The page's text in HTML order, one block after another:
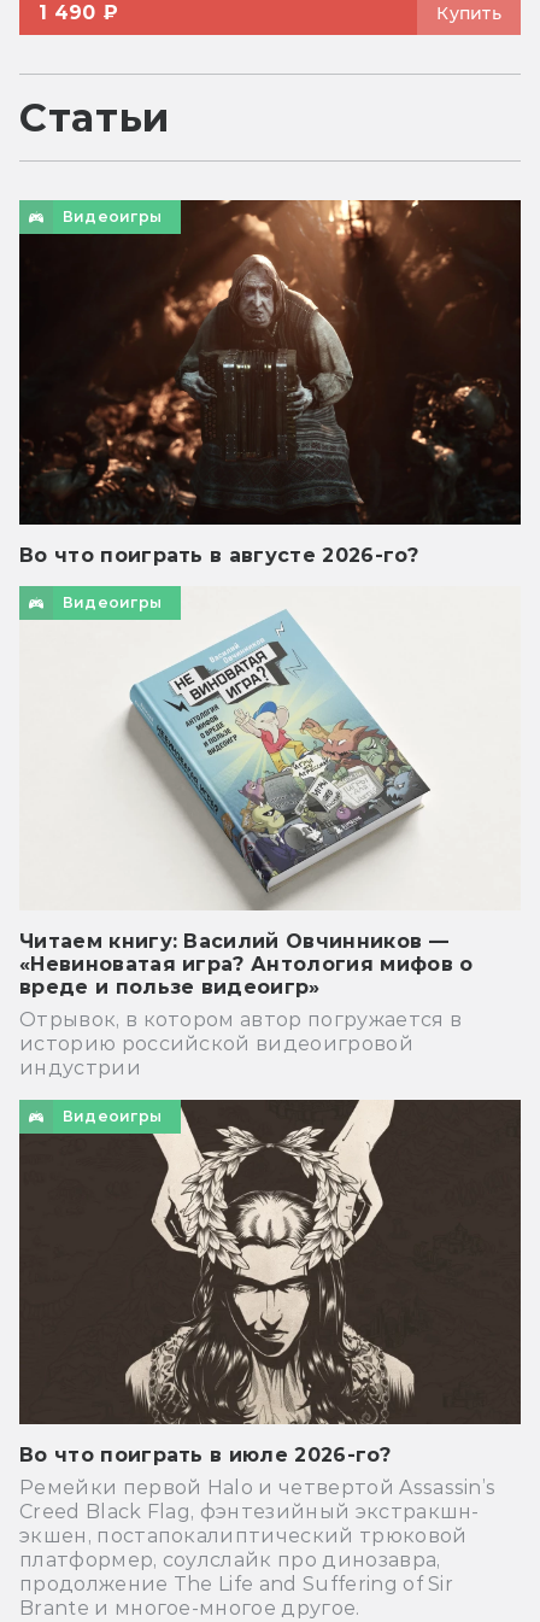
1 490 ₽ Купить
Статьи
Видеоигры
Во что поиграть в августе 2026-го?
Видеоигры
Читаем книгу: Василий Овчинников —
«Невиноватая игра? Антология мифов о
вреде и пользе видеоигр»
Отрывок, в котором автор погружается в
историю российской видеоигровой
индустрии
Видеоигры
Во что поиграть в июле 2026-го?
Ремейки первой Halo и четвертой Assassin’s
Creed Black Flag, фэнтезийный экстракшн-
экшен, постапокалиптический трюковой
платформер, соулслайк про динозавра,
продолжение The Life and Suffering of Sir
Brante и многое-многое другое.